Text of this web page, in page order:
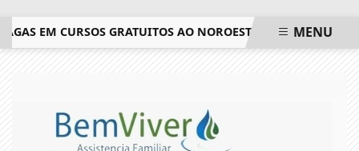
EM CURSOS GRATUITOS AO NOROESTE FLUMINENSEMENU